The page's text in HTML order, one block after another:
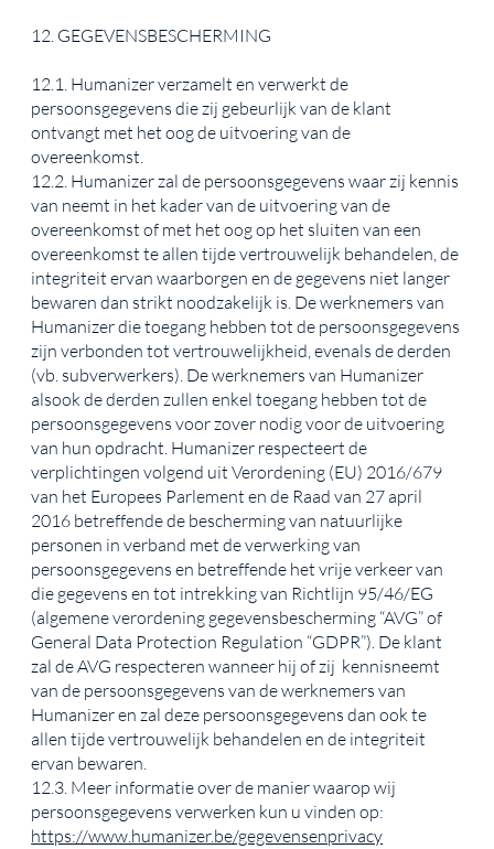
12. GEGEVENSBESCHERMING
12.1. Humanizer verzamelt en verwerkt de
persoonsgegevens die zij gebeurlijk van de klant
ontvangt met het oog de uitvoering van de
overeenkomst.
12.2. Humanizer zal de persoonsgegevens waar zij kennis
van neemt in het kader van de uitvoering van de
overeenkomst of met het oog op het sluiten van een
overeenkomst te allen tijde vertrouwelijk behandelen, de
integriteit ervan waarborgen en de gegevens niet langer
bewaren dan strikt noodzakelijk is. De werknemers van
Humanizer die toegang hebben tot de persoonsgegevens
zijn verbonden tot vertrouwelijkheid, evenals de derden
(vb. subverwerkers). De werknemers van Humanizer
alsook de derden zullen enkel toegang hebben tot de
persoonsgegevens voor zover nodig voor de uitvoering
van hun opdracht. Humanizer respecteert de
verplichtingen volgend uit Verordening (EU) 2016/679
van het Europees Parlement en de Raad van 27 april
2016 betreffende de bescherming van natuurlijke
personen in verband met de verwerking van
persoonsgegevens en betreffende het vrije verkeer van
die gegevens en tot intrekking van Richtlijn 95/46/EG
(algemene verordening gegevensbescherming “AVG” of
General Data Protection Regulation “GDPR”). De klant
zal de AVG respecteren wanneer hij of zij kennisneemt
van de persoonsgegevens van de werknemers van
Humanizer en zal deze persoonsgegevens dan ook te
allen tijde vertrouwelijk behandelen en de integriteit
ervan bewaren.
12.3. Meer informatie over de manier waarop wij
persoonsgegevens verwerken kun u vinden op:
https://www.humanizer.be/gegevensenprivacy